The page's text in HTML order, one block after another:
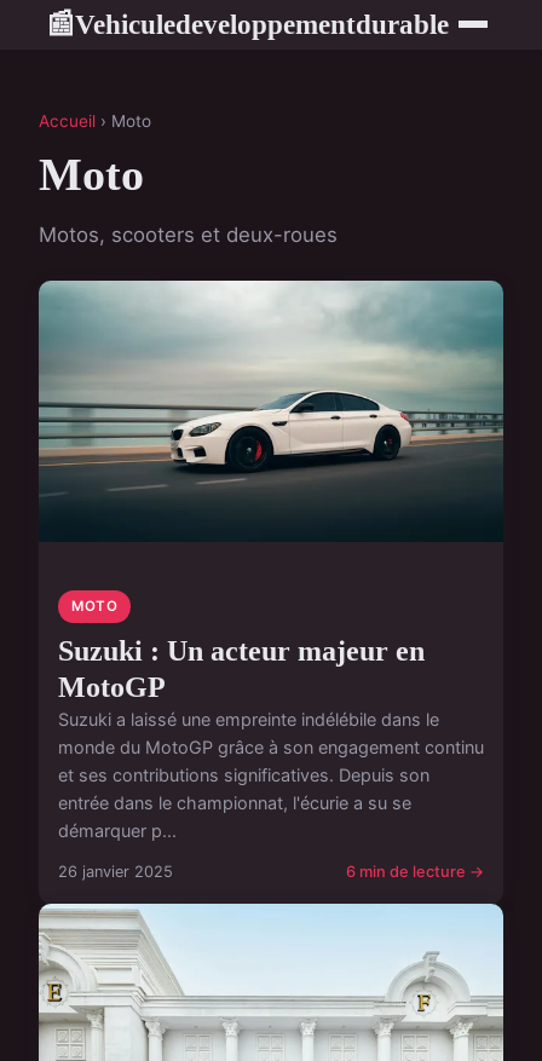
📰Vehiculedeveloppementdurable
Accueil › Moto
Moto
Motos, scooters et deux-roues
MOTO
Suzuki : Un acteur majeur en
MotoGP
Suzuki a laissé une empreinte indélébile dans le
monde du MotoGP grâce à son engagement continu
et ses contributions significatives. Depuis son
entrée dans le championnat, l'écurie a su se
démarquer p...
26 janvier 2025 6 min de lecture →